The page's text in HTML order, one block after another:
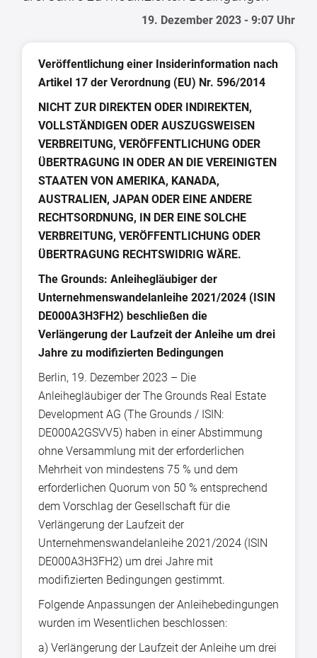
19. Dezember 2023 - 9:07 Uhr
Veröffentlichung einer Insiderinformation nach
Artikel 17 der Verordnung (EU) Nr. 596/2014
NICHT ZUR DIREKTEN ODER INDIREKTEN,
VOLLSTÄNDIGEN ODER AUSZUGSWEISEN
VERBREITUNG, VERÖFFENTLICHUNG ODER
ÜBERTRAGUNG IN ODER AN DIE VEREINIGTEN
STAATEN VON AMERIKA, KANADA,
AUSTRALIEN, JAPAN ODER EINE ANDERE
RECHTSORDNUNG, IN DER EINE SOLCHE
VERBREITUNG, VERÖFFENTLICHUNG ODER
ÜBERTRAGUNG RECHTSWIDRIG WÄRE.
The Grounds: Anleihegläubiger der
Unternehmenswandelanleihe 2021/2024 (ISIN
DE000A3H3FH2) beschließen die
Verlängerung der Laufzeit der Anleihe um drei
Jahre zu modifizierten Bedingungen
Berlin, 19. Dezember 2023 – Die
Anleihegläubiger der The Grounds Real Estate
Development AG (The Grounds / ISIN:
DE000A2GSVV5) haben in einer Abstimmung
ohne Versammlung mit der erforderlichen
Mehrheit von mindestens 75 % und dem
erforderlichen Quorum von 50 % entsprechend
dem Vorschlag der Gesellschaft für die
Verlängerung der Laufzeit der
Unternehmenswandelanleihe 2021/2024 (ISIN
DE000A3H3FH2) um drei Jahre mit
modifizierten Bedingungen gestimmt.
Folgende Anpassungen der Anleihebedingungen
wurden im Wesentlichen beschlossen:
a) Verlängerung der Laufzeit der Anleihe um drei